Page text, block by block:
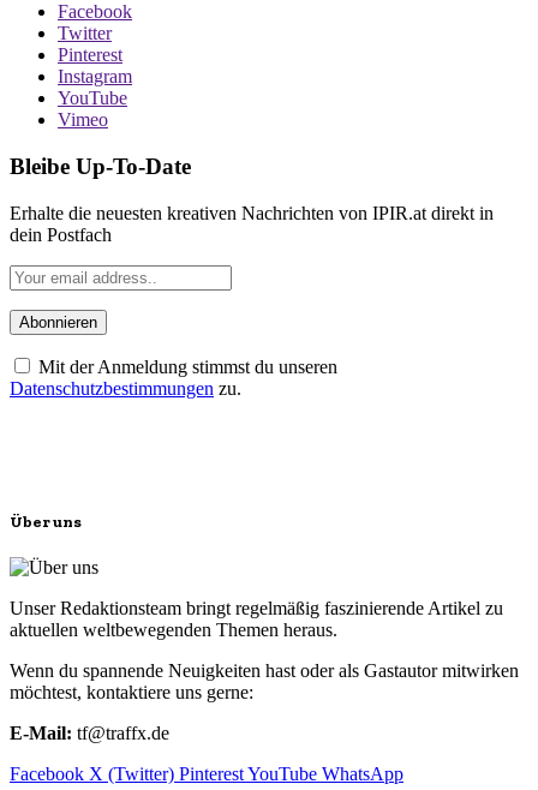
Facebook
Twitter
Pinterest
Instagram
YouTube
Vimeo
Bleibe Up-To-Date
Erhalte die neuesten kreativen Nachrichten von IPIR.at direkt in
dein Postfach
Mit der Anmeldung stimmst du unseren
Datenschutzbestimmungen zu.
Über uns
Unser Redaktionsteam bringt regelmäßig faszinierende Artikel zu
aktuellen weltbewegenden Themen heraus.
Wenn du spannende Neuigkeiten hast oder als Gastautor mitwirken
möchtest, kontaktiere uns gerne:
E-Mail: tf@traffx.de
Facebook X (Twitter) PinterestYouTube WhatsApp